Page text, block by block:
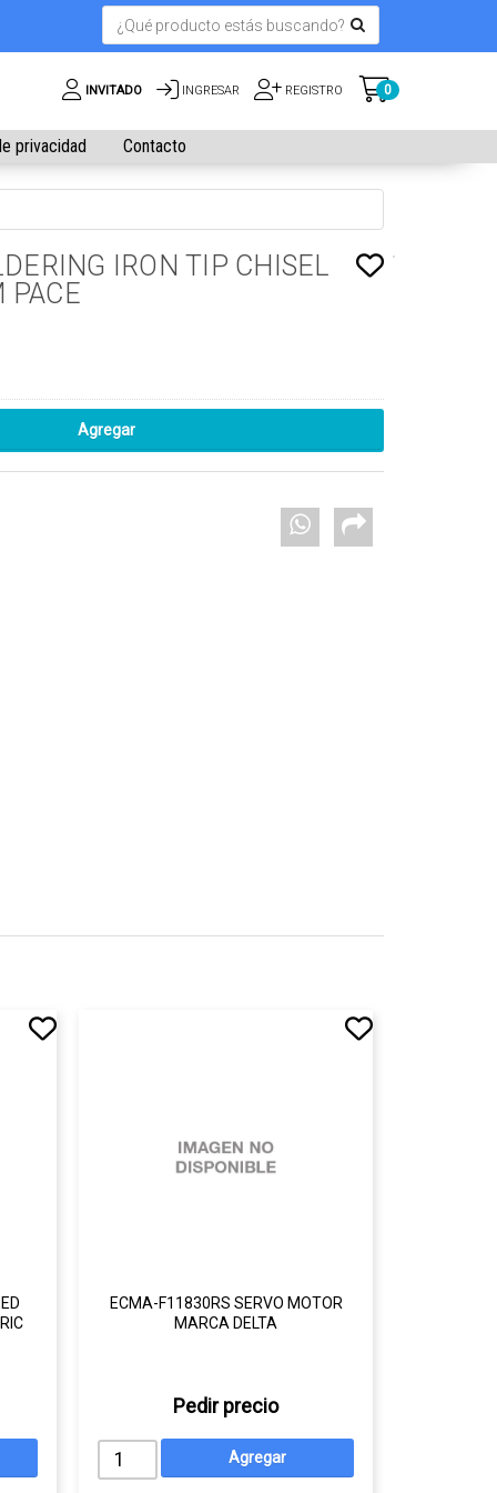
INVITADO INGRESAR REGISTRO 0
privacidad Contacto
IRON TIP CHISEL
PACE
ECMA-F11830RS SERVO MOTOR
MARCA DELTA
Pedir precio